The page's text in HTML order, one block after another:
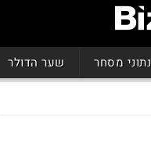
נתוני מסחר שער הדולר